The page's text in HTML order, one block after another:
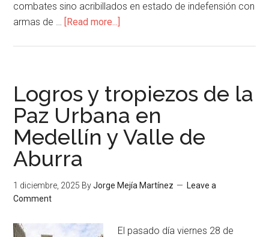
combates sino acribillados en estado de indefensión con
armas de … [Read more...]
Logros y tropiezos de la
Paz Urbana en
Medellín y Valle de
Aburra
1 diciembre, 2025 ByJorge Mejía Martínez
Leave a
Comment
El pasado día viernes 28 de